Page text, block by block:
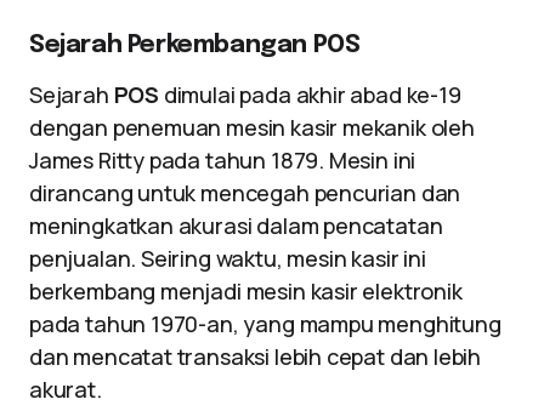
Sejarah Perkembangan POS
Sejarah POS dimulai pada akhir abad ke-19
dengan penemuan mesin kasir mekanik oleh
James Ritty pada tahun 1879. Mesin ini
dirancang untuk mencegah pencurian dan
meningkatkan akurasi dalam pencatatan
penjualan. Seiring waktu, mesin kasir ini
berkembang menjadi mesin kasir elektronik
pada tahun 1970-an, yang mampu menghitung
dan mencatat transaksi lebih cepat dan lebih
akurat.